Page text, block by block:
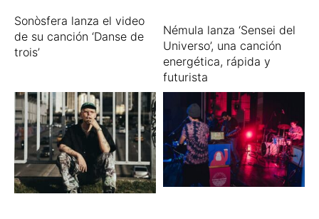
Sonòsfera lanza el video
de su canción ‘Danse de
trois’
Némula lanza ‘Sensei del
Universo’, una canción
energética, rápida y
futurista